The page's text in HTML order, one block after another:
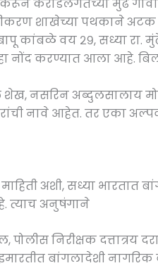
करून कराडलगतच्या मुंढे
शाखेच्या पथकाने
कांबळे वय २९, सध्या रा.
नोंद करण्यात आला आहे.
शेख, नसरिन अब्दुलसालाय
नावे आहेत. तर एका
अशी, सध्या भारतात
त्याच अनुषंगाने
पोलीस निरीक्षक दत्तात्रय
बांगलादेशी